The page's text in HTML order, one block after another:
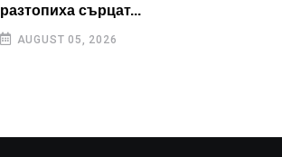
разтопиха сърцат...
AUGUST 05, 2026